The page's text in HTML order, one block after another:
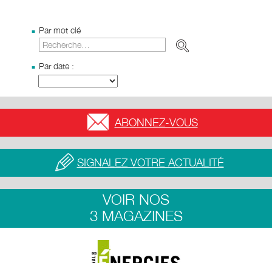
Par mot clé
Par date :
ABONNEZ-VOUS
SIGNALEZ VOTRE ACTUALITÉ
VOIR NOS
3 MAGAZINES